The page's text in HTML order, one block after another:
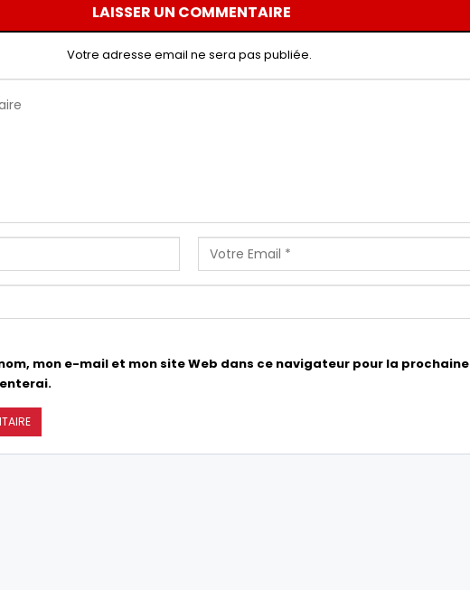
LAISSER UN COMMENTAIRE
Votre adresse email ne sera pas publiée.
mon e-mail et mon site Web dans ce navigateur pour la prochaine